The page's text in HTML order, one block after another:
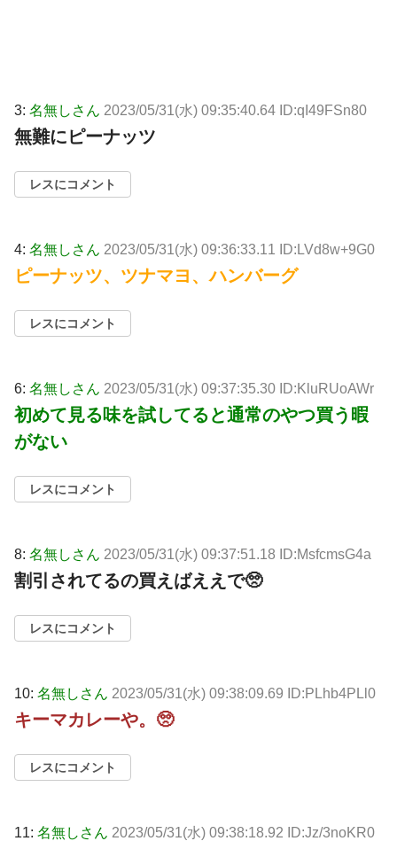
3: 名無しさん 2023/05/31(水) 09:35:40.64 ID:qI49FSn80
無難にピーナッツ
レスにコメント
4: 名無しさん 2023/05/31(水) 09:36:33.11 ID:LVd8w+9G0
ピーナッツ、ツナマヨ、ハンバーグ
レスにコメント
6: 名無しさん 2023/05/31(水) 09:37:35.30 ID:KluRUoAWr
初めて見る味を試してると通常のやつ買う暇
がない
レスにコメント
8: 名無しさん 2023/05/31(水) 09:37:51.18 ID:MsfcmsG4a
割引されてるの買えばええで🥺
レスにコメント
10: 名無しさん 2023/05/31(水) 09:38:09.69 ID:PLhb4PLl0
キーマカレーや。🥺
レスにコメント
11: 名無しさん 2023/05/31(水) 09:38:18.92 ID:Jz/3noKR0